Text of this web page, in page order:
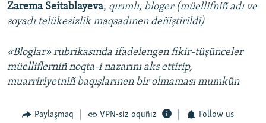
Zarema Seitablayeva, qırımlı, bloger (müellifniñ adı ve
soyadı telükesizlik maqsadınen deñiştirildi)
«Bloglar» rubrikasında ifadelengen fikir-tüşünceler
müelliflerniñ noqta-i nazarını aks ettirip,
muarririyetniñ baqışlarınen bir olmaması mumkün
Paylaşmaq VPN-siz oquñız Follow us